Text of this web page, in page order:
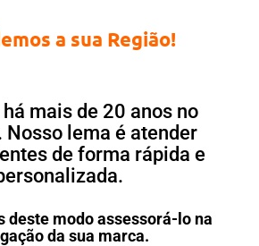
a sua Região!
mais de 20 anos no
Nosso lema é atender
de forma rápida e
deste modo assessorá-lo na
da sua marca.